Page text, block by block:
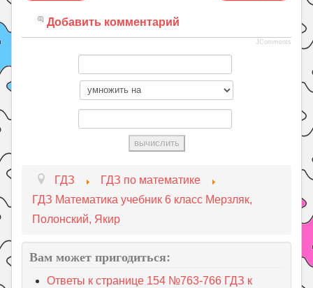
Добавить комментарий
JComments
ГДЗ
ГДЗ по математике
ГДЗ Математика учебник 6 класс Мерзляк,
Полонский, Якир
Вам может пригодиться:
Ответы к странице 154 №763-766 ГДЗ к